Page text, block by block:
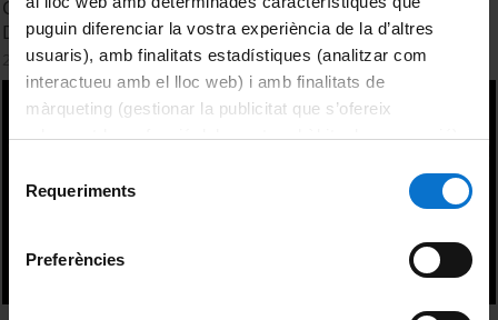
puguin diferenciar la vostra experiència de la d’altres
usuaris), amb finalitats estadístiques (analitzar com
interactueu amb el lloc web) i amb finalitats de
màrqueting (gestionar la publicitat que s’ofereix
adequant-la en funció dels vostres hàbits de navegació).
consultar laPolítica de galetes del lloc web de la
Requeriments
Preferències
Commemoració dels 30 anys de la presa de possessió del
Dr. Josep M. Bricall
22 febrer, 2016